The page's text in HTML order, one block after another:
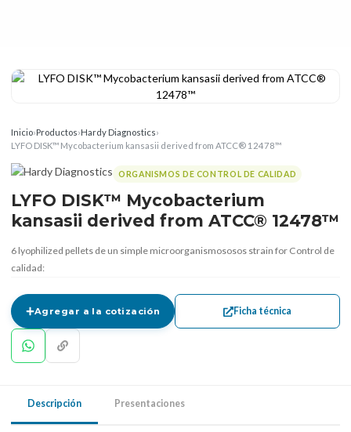
Inicio›Productos›Hardy Diagnostics›
LYFO DISK™ Mycobacterium kansasii derived from ATCC® 12478™
ORGANISMOS DE CONTROL DE CALIDAD
LYFO DISK™ Mycobacterium
kansasii derived from ATCC® 12478™
6 lyophilized pellets de un simple microorganismososos strain for Control de
calidad:
Agregar a la cotización Ficha técnica
Descripción Presentaciones